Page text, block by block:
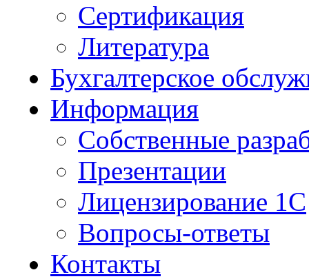
Сертификация
Литература
Бухгалтерское
Информация
Собственные
Презентации
Лицензирование 1С
Вопросы-ответы
Контакты